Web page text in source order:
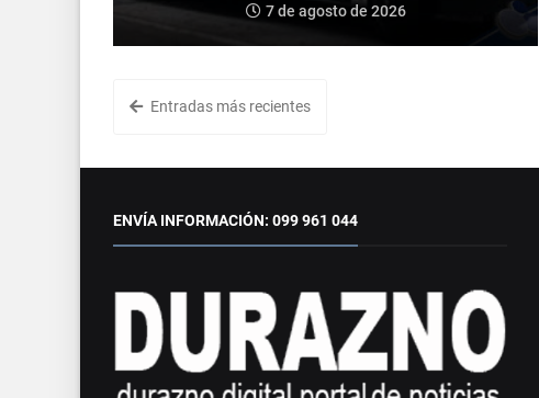
7 de agosto de 2026
Entradas más recientes
ENVÍA INFORMACIÓN: 099 961 044